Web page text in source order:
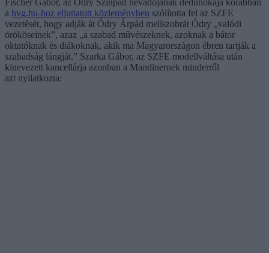
a hvg.hu-hoz eljuttatott közleményben szólította fel az SZFE
vezetését, hogy adják át Ódry Árpád mellszobrát Ódry „valódi
örököseinek”, azaz „a szabad művészeknek, azoknak a bátor
oktatóknak és diákoknak, akik ma Magyarországon ébren tartják a
szabadság lángját.” Szarka Gábor, az SZFE modellváltása után
kinevezett kancellárja azonban a Mandinernek minderről
azt nyilatkozta: